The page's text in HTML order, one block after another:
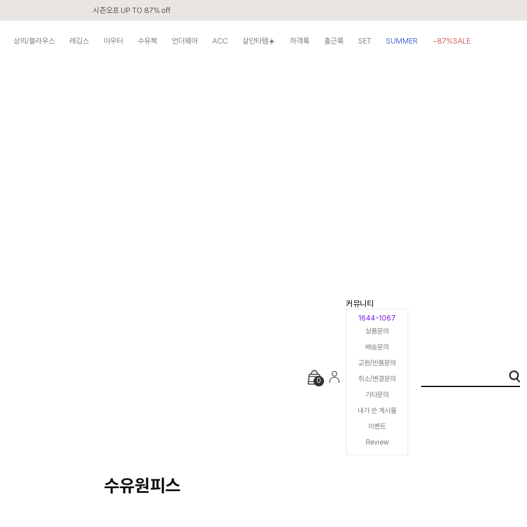
시즌오프 UP TO 87% off
상의/블라우스 레깅스 아우터 수유복 언더웨어 ACC 살안타템☀️ 하객룩 출근룩 SET SUMMER
~87%SALE
0
커뮤니티
1644-1067
상품문의
배송문의
교환/반품문의
취소/변경문의
기타문의
내가 쓴 게시물
이벤트
Review
수유원피스